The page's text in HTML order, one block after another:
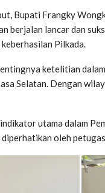
Bupati Frangky
berjalan lancar dan
Pilkada.
ketelitian
Selatan. Dengan
utama dalam
oleh